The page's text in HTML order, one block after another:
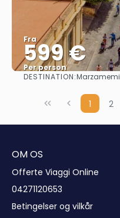
Fra
599 €
Per person
DESTINATION:Marzamemi
1 2
OM OS
Offerte Viaggi Online
04271120653
Betingelser og vilkår